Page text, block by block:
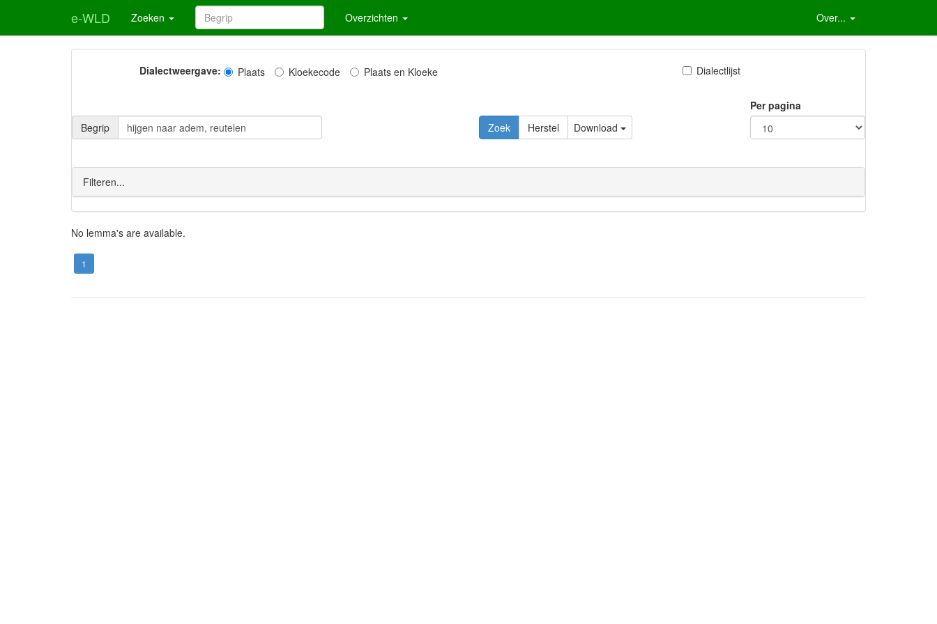
e-WLD Zoeken Overzichten Over...
Dialectweergave: Plaats Kloekecode Plaats en Kloeke Dialectlijst
Begrip Zoek Herstel Download
Per pagina
Filteren...
No lemma's are available.
1